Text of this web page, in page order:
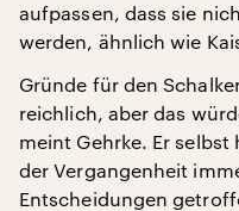
aufpassen, dass sie
werden, ähnlich wie
Gründe für den
reichlich, aber das
meint Gehrke. Er
der Vergangenheit
Entscheidungen